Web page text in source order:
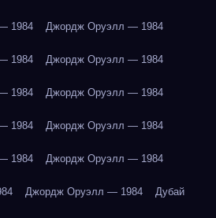
1984 Джордж Оруэлл — 1984
1984 Джордж Оруэлл — 1984
1984 Джордж Оруэлл — 1984
1984 Джордж Оруэлл — 1984
1984 Джордж Оруэлл — 1984
Джордж Оруэлл — 1984 Дубай